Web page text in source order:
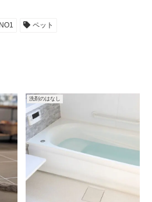
ペット
洗剤のはなし